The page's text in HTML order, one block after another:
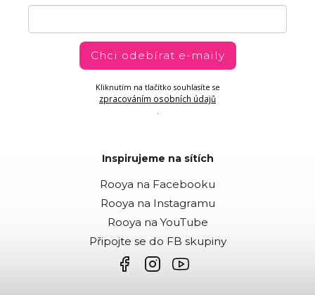
Chci odebírat e-maily
Kliknutím na tlačítko souhlasíte se
zpracováním osobních údajů
.
Inspirujeme na sítích
Rooya na Facebooku
Rooya na Instagramu
Rooya na YouTube
Připojte se do FB skupiny